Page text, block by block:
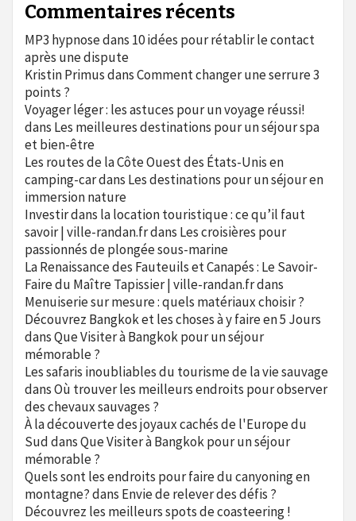
Commentaires récents
MP3 hypnosedans 10 idées pour rétablir le contact
après une dispute
Kristin PrimusdansComment changer une serrure 3
points ?
Voyager léger : les astuces pour un voyage réussi!
dans Les meilleures destinations pour un séjour spa
et bien-être
Les routes de la Côte Ouest des États-Unis en
camping-cardans Les destinations pour un séjour en
immersion nature
Investir dans la location touristique : ce qu’il faut
savoir | ville-randan.frdans Les croisières pour
passionnés de plongée sous-marine
La Renaissance des Fauteuils et Canapés : Le Savoir-
Faire du Maître Tapissier | ville-randan.frdans
Menuiserie sur mesure : quels matériaux choisir ?
Découvrez Bangkok et les choses à y faire en 5 Jours
dansQue Visiter à Bangkok pour un séjour
mémorable ?
Les safaris inoubliables du tourisme de la vie sauvage
dansOù trouver les meilleurs endroits pour observer
des chevaux sauvages ?
À la découverte des joyaux cachés de l'Europe du
SuddansQue Visiter à Bangkok pour un séjour
mémorable ?
Quels sont les endroits pour faire du canyoning en
montagne?dans Envie de relever des défis ?
Découvrez les meilleurs spots de coasteering !